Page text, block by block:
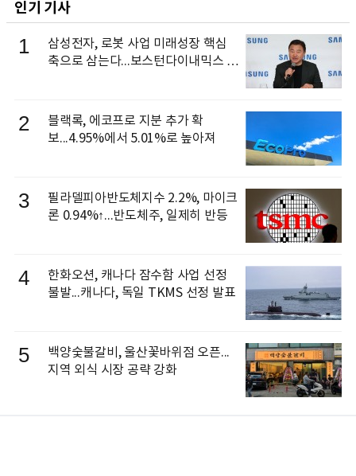
인기 기사
1
삼성전자, 로봇 사업 미래성장 핵심
축으로 삼는다...보스턴다이내믹스 출
2
블랙록, 에코프로 지분 추가 확
보...4.95%에서 5.01%로 높아져
3
필라델피아반도체지수 2.2%, 마이크
론 0.94%↑...반도체주, 일제히 반등
4
한화오션, 캐나다 잠수함 사업 선정
불발...캐나다, 독일 TKMS 선정 발표
5
백양숯불갈비, 울산꽃바위점 오픈...
지역 외식 시장 공략 강화